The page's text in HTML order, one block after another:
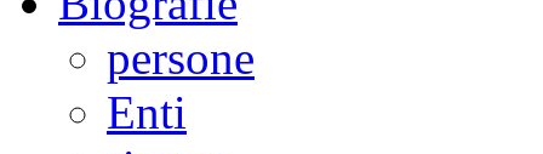
persone
Enti